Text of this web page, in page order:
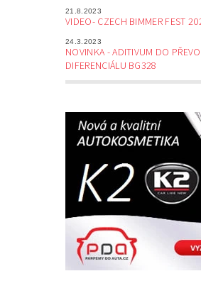
21.8.2023
VIDEO- CZECH BIMMER FEST
24.3.2023
NOVINKA - ADITIVUM DO
DIFERENCIÁLU BG328